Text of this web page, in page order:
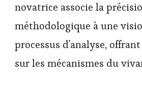
novatrice associe la
méthodologique à une
processus d'analyse,
sur les mécanismes du